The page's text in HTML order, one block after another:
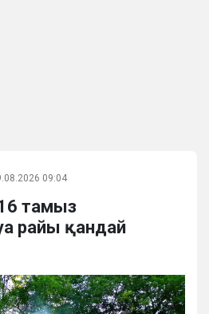
09:04
тамыз
райы қандай